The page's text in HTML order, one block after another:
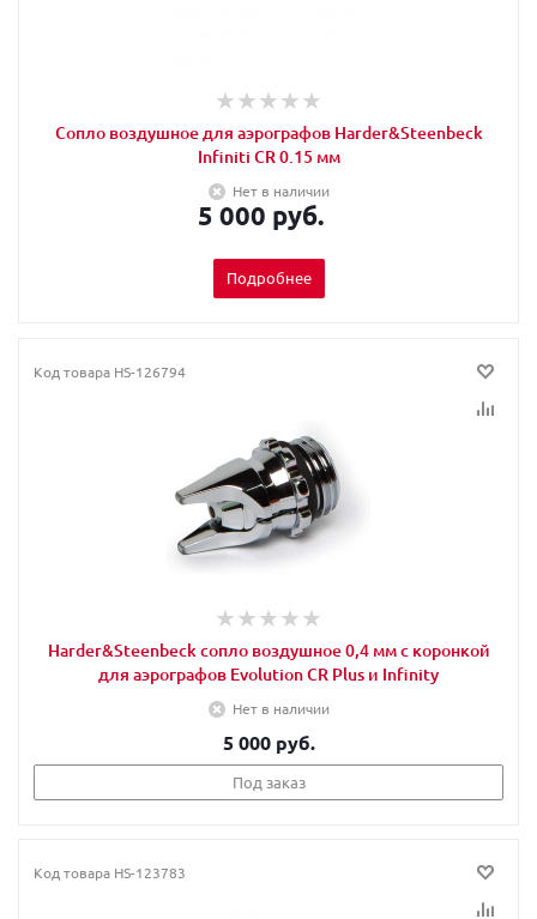
Сопло воздушное для аэрографов Harder&Steenbeck
Infiniti CR 0.15 мм
Нет в наличии
5 000 руб.
Подробнее
Код товара HS-126794
Harder&Steenbeck сопло воздушное 0,4 мм с коронкой
для аэрографов Evolution CR Plus и Infinity
Нет в наличии
5 000 руб.
Под заказ
Код товара HS-123783